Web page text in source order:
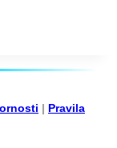
| Pravila